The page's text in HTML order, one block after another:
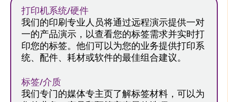
打印机系统/硬件
我们的印刷专业人员将通过远程演示提供一对
一的产品演示，以查看您的标签需求并实时打
印您的标签。他们可以为您的业务提供打印系
统、配件、耗材或软件的最佳组合建议。
标签/介质
我们专门的媒体专主页了解标签材料，可以为